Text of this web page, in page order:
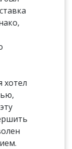
хотел